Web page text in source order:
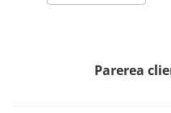
Parerea